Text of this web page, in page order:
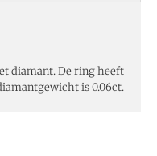
diamant. De ring heeft
is 0.06ct.